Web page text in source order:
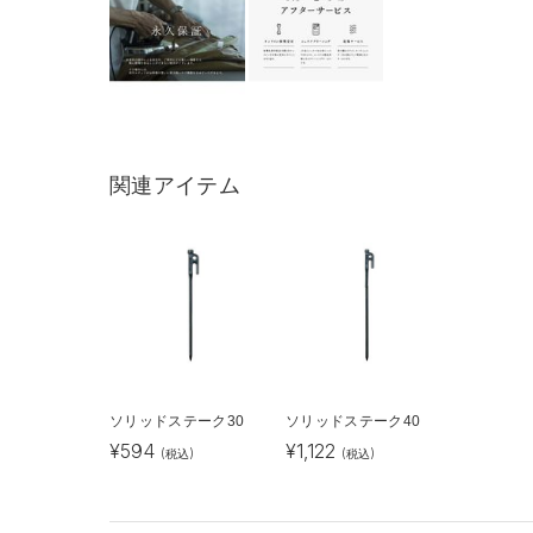
関連アイテム
ソリッドステーク30
¥594 (税込)
ソリッドステーク40
¥1,122 (税込)